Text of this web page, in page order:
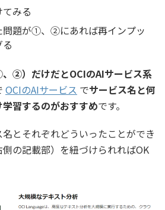
みる
問題が①、②にあれば再インプッ
②）だけだとOCIのAIサービス系
OCIのAIサービス でサービス名と何
習するのがおすすめです。
とそれぞれどういったことができ
の記載部）を紐づけられればOK